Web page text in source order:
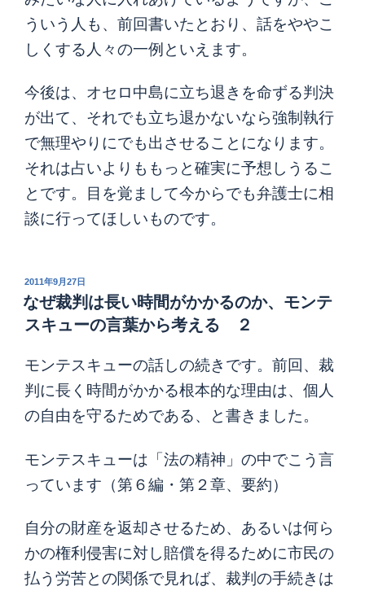
ういう人も、前回書いたとおり、話をややこ
しくする人々の一例といえます。
今後は、オセロ中島に立ち退きを命ずる判決
が出て、それでも立ち退かないなら強制執行
で無理やりにでも出させることになります。
それは占いよりももっと確実に予想しうるこ
とです。目を覚まして今からでも弁護士に相
談に行ってほしいものです。
投
稿
日:
2011年9月27日
なぜ裁判は長い時間がかかるのか、モンテ
スキューの言葉から考える ２
モンテスキューの話しの続きです。前回、裁
判に長く時間がかかる根本的な理由は、個人
の自由を守るためである、と書きました。
モンテスキューは「法の精神」の中でこう言
っています（第６編・第２章、要約）
自分の財産を返却させるため、あるいは何ら
かの権利侵害に対し賠償を得るために市民の
払う労苦との関係で見れば、裁判の手続きは